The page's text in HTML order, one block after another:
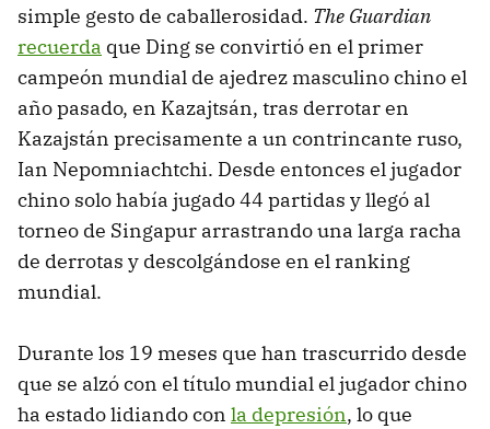
simple gesto de caballerosidad. The Guardian
recuerda que Ding se convirtió en el primer
campeón mundial de ajedrez masculino chino el
año pasado, en Kazajtsán, tras derrotar en
Kazajstán precisamente a un contrincante ruso,
Ian Nepomniachtchi. Desde entonces el jugador
chino solo había jugado 44 partidas y llegó al
torneo de Singapur arrastrando una larga racha
de derrotas y descolgándose en el ranking
mundial.
Durante los 19 meses que han trascurrido desde
que se alzó con el título mundial el jugador chino
ha estado lidiando con la depresión, lo que